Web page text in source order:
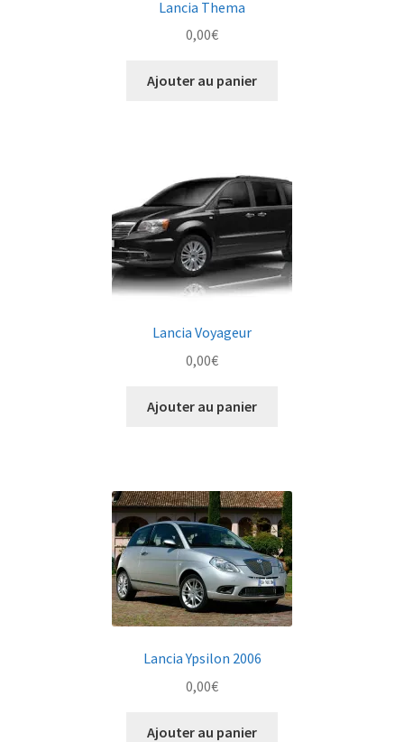
Lancia Thema
0,00€
Ajouter au panier
Lancia Voyageur
0,00€
Ajouter au panier
Lancia Ypsilon 2006
0,00€
Ajouter au panier